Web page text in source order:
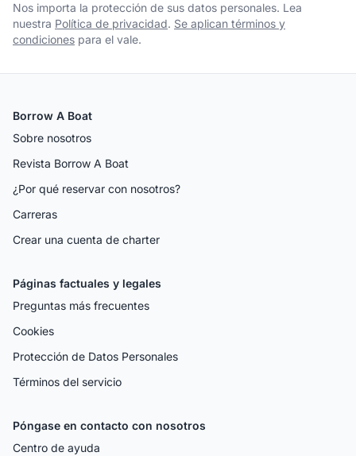
Nos importa la protección de sus datos personales. Lea
nuestra Política de privacidad. Se aplican términos y
condiciones para el vale.
Borrow A Boat
Sobre nosotros
Revista Borrow A Boat
¿Por qué reservar con nosotros?
Carreras
Crear una cuenta de charter
Páginas factuales y legales
Preguntas más frecuentes
Cookies
Protección de Datos Personales
Términos del servicio
Póngase en contacto con nosotros
Centro de ayuda